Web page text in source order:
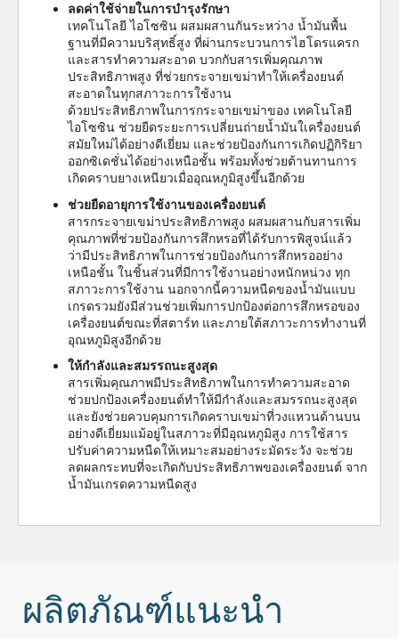
ลดค่าใช้จ่ายในการบำรุงรักษา
เทคโนโลยี ไอโซซิน ผสมผสานกันระหว่าง น้ำมันพื้น
ฐานที่มีความบริสุทธิ์สูง ที่ผ่านกระบวนการไฮโดรแครก
และสารทำความสะอาด บวกกับสารเพิ่มคุณภาพ
ประสิทธิภาพสูง ที่ช่วยกระจายเขม่าทำให้เครื่องยนต์
สะอาดในทุกสภาวะการใช้งาน
ด้วยประสิทธิภาพในการกระจายเขม่าของ เทคโนโลยี
ไอโซซิน ช่วยยืดระยะการเปลี่ยนถ่ายน้ำมันใเครื่องยนต์
สมัยใหม่ได้อย่างดีเยี่ยม และช่วยป้องกันการเกิดปฏิกิริยา
ออกซิเดชั่นได้อย่างเหนือชั้น พร้อมทั้งช่วยต้านทานการ
เกิดคราบยางเหนียวเมื่ออุณหภูมิสูงขึ้นอีกด้วย
ช่วยยืดอายุการใช้งานของเครื่องยนต์
สารกระจายเขม่าประสิทธิภาพสูง ผสมผสานกับสารเพิ่ม
คุณภาพที่ช่วยป้องกันการสึกหรอที่ได้รับการพิสูจน์แล้ว
ว่ามีประสิทธิภาพในการช่วยป้องกันการสึกหรออย่าง
เหนือชั้น ในชิ้นส่วนที่มีการใช้งานอย่างหนักหน่วง ทุก
สภาวะการใช้งาน นอกจากนี้ความหนืดของน้ำมันแบบ
เกรดรวมยังมีส่วนช่วยเพิ่มการปกป้องต่อการสึกหรอของ
เครื่องยนต์ขณะที่สตาร์ท และภายใต้สภาวะการทำงานที่
อุณหภูมิสูงอีกด้วย
ให้กำลังและสมรรถนะสูงสุด
สารเพิ่มคุณภาพมีประสิทธิภาพในการทำความสะอาด
ช่วยปกป้องเครื่องยนต์ทำให้มีกำลังและสมรรถนะสูงสุด
และยังช่วยควบคุมการเกิดคราบเขม่าที่วงแหวนด้านบน
อย่างดีเยี่ยมแม้อยู่ในสภาวะที่มีอุณหภูมิสูง การใช้สาร
ปรับค่าความหนืดให้เหมาะสมอย่างระมัดระวัง จะช่วย
ลดผลกระทบที่จะเกิดกับประสิทธิภาพของเครื่องยนต์ จาก
น้ำมันเกรดความหนืดสูง
ผลิตภัณฑ์แนะนำ